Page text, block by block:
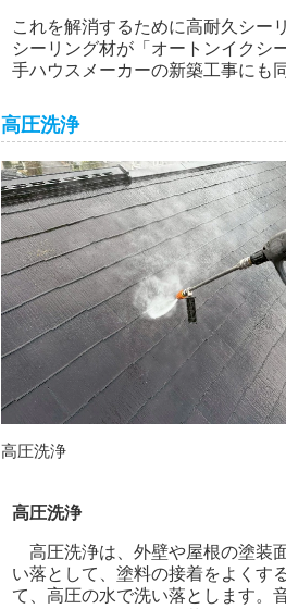
これを解消するために高耐久シー
シーリング材が「オートンイクシ
手ハウスメーカーの新築工事にも
高圧洗浄
高圧洗浄
高圧洗浄
高圧洗浄は、外壁や屋根の塗装
い落として、塗料の接着をよくす
て、高圧の水で洗い落とします。